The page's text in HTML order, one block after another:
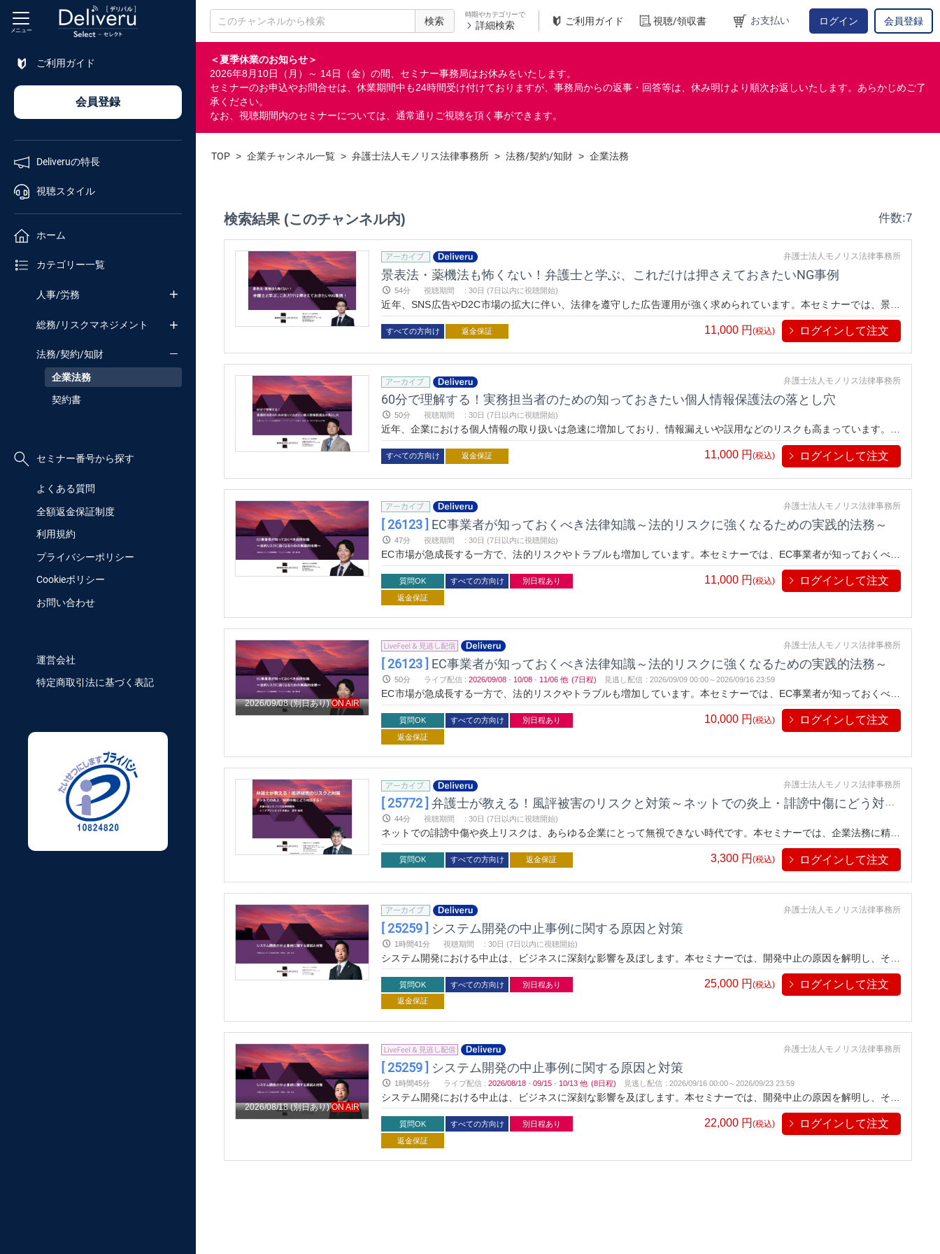
検索
時期やカテゴリーで
詳細検索 ご利用ガイド 視聴/領収書 お支払い ログイン 会員登録
＜夏季休業のお知らせ＞
2026年8月10日（月）～ 14日（金）の間、セミナー事務局はお休みをいたします。
セミナーのお申込やお問合せは、休業期間中も24時間受け付けておりますが、事務局からの返事・回答等は、休み明けより順次お返しいたします。あらかじめご了
承ください。
なお、視聴期間内のセミナーについては、通常通りご視聴を頂く事ができます。
メニュー
ご利用ガイド
会員登録
Deliveruの特長
視聴スタイル
ホーム
カテゴリー一覧
人事/労務
総務/リスクマネジメント
法務/契約/知財
企業法務
契約書
セミナー番号から探す
よくある質問
全額返金保証制度
利用規約
プライバシーポリシー
Cookieポリシー
お問い合わせ
運営会社
特定商取引法に基づく表記
セミナー
番号検索
TOP > 企業チャンネル一覧 > 弁護士法人モノリス法律事務所 > 法務/契約/知財 > 企業法務
検索結果 (このチャンネル内) 件数:7
弁護士法人モノリス法律事務所
景表法・薬機法も怖くない！弁護士と学ぶ、これだけは押さえておきたいNG事例
54分 視聴期間 : 30日 (7日以内に視聴開始)
近年、SNS広告やD2C市場の拡大に伴い、法律を遵守した広告運用が強く求められています。本セミナーでは、景表
法・薬機法に焦点を当て、問題となりやすいNG事例を実際の措置命令を交えて解説します。
すべての方向け 返金保証 11,000 円(税込) ログインして注文
弁護士法人モノリス法律事務所
60分で理解する！実務担当者のための知っておきたい個人情報保護法の落とし穴
50分 視聴期間 : 30日 (7日以内に視聴開始)
近年、企業における個人情報の取り扱いは急速に増加しており、情報漏えいや誤用などのリスクも高まっています。本
セミナーでは、個人情報保護法の基礎と日常業務での注意点、取り扱い上の落とし穴について、わかりやすく解説しま
す。
すべての方向け 返金保証 11,000 円 (税込) ログインして注文
弁護士法人モノリス法律事務所
[ 26123 ] EC事業者が知っておくべき法律知識～法的リスクに強くなるための実践的法務～
47分 視聴期間 : 30日 (7日以内に視聴開始)
EC市場が急成長する一方で、法的リスクやトラブルも増加しています。本セミナーでは、EC事業者が知っておくべき
法律知識を分かりやすく解説。トラブルを未然に防ぎ、安心して売上を拡大するための実践的な法務スキルを身につけ
ましょう。
質問OK すべての方向け
別日程あり
返金保証
11,000 円(税込) ログインして注文
2026/09/08 (別日あり) ON AIR
弁護士法人モノリス法律事務所
[ 26123 ] EC事業者が知っておくべき法律知識～法的リスクに強くなるための実践的法務～
50分 ライブ配信 : 2026/09/08 · 10/08 · 11/06 他 (7日程) 見逃し配信 : 2026/09/09 00:00～2026/09/16 23:59
EC市場が急成長する一方で、法的リスクやトラブルも増加しています。本セミナーでは、EC事業者が知っておくべき
法律知識を分かりやすく解説。トラブルを未然に防ぎ、安心して売上を拡大するための実践的な法務スキルを身につけ
ましょう。
質問OK すべての方向け
別日程あり
返金保証
10,000 円(税込) ログインして注文
弁護士法人モノリス法律事務所
[ 25772 ]弁護士が教える！風評被害のリスクと対策～ネットでの炎上・誹謗中傷にどう対応する？～
44分 視聴期間 : 30日 (7日以内に視聴開始)
ネットでの誹謗中傷や炎上リスクは、あらゆる企業にとって無視できない時代です。本セミナーでは、企業法務に精通
した弁護士が、平時の備えと実際の対処法を事例とともにわかりやすく解説します。
質問OK すべての方向け 返金保証 3,300 円(税込) ログインして注文
弁護士法人モノリス法律事務所
[ 25259 ] システム開発の中止事例に関する原因と対策
1時間41分 視聴期間 : 30日 (7日以内に視聴開始)
システム開発における中止は、ビジネスに深刻な影響を及ぼします。本セミナーでは、開発中止の原因を解明し、その
リスクを回避するための具体的な対策を学びます。法律面からプロジェクト管理まで、実例を交え分かりやすく解説し
ます。これからのプロジェクト成功に役立つ知識を一緒に身につけましょう。
質問OK すべての方向け
別日程あり
返金保証
25,000 円(税込) ログインして注文
2026/08/18 (別日あり) ON AIR
弁護士法人モノリス法律事務所
[ 25259 ] システム開発の中止事例に関する原因と対策
1時間45分 ライブ配信 : 2026/08/18 · 09/15 · 10/13 他 (8日程) 見逃し配信 : 2026/09/16 00:00～2026/09/23 23:59
システム開発における中止は、ビジネスに深刻な影響を及ぼします。本セミナーでは、開発中止の原因を解明し、その
リスクを回避するための具体的な対策を学びます。法律面からプロジェクト管理まで、実例を交え分かりやすく解説し
ます。これからのプロジェクト成功に役立つ知識を一緒に身につけましょう。
質問OK すべての方向け
別日程あり
返金保証
22,000 円(税込) ログインして注文